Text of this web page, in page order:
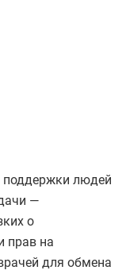
людей
—
о
прав на
для обмена